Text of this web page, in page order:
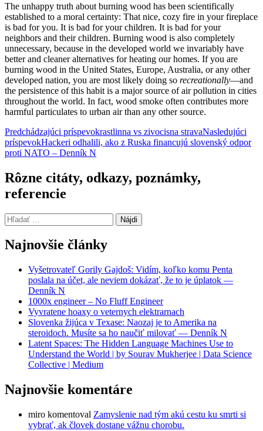
The unhappy truth about burning wood has been scientifically
established to a moral certainty: That nice, cozy fire in your fireplace
is bad for you. It is bad for your children. It is bad for your
neighbors and their children. Burning wood is also completely
unnecessary, because in the developed world we invariably have
better and cleaner alternatives for heating our homes. If you are
burning wood in the United States, Europe, Australia, or any other
developed nation, you are most likely doing so recreationally—and
the persistence of this habit is a major source of air pollution in cities
throughout the world. In fact, wood smoke often contributes more
harmful particulates to urban air than any other source.
Navigácia
článkami
Predchádzajúci príspevokrastlinna vs zivocisna stravaNasledujúci
príspevokHackeri odhalili, ako z Ruska financujú slovenský odpor
proti NATO – Denník N
Rôzne citáty, odkazy, poznámky,
referencie
Hľadať:
Najnovšie články
Vyšetrovateľ Gorily Gajdoš: Vidím, koľko komu Penta
poslala na účet, ale neviem dokázať, že to je úplatok —
Denník N
1000x engineer – No Fluff Engineer
Vyvratene hoaxy o veternych elektrarnach
Slovenka žijúca v Texase: Naozaj je to Amerika na
steroidoch. Musíte sa ho naučiť milovať — Denník N
Latent Spaces: The Hidden Language Machines Use to
Understand the World | by Sourav Mukherjee | Data Science
Collective | Medium
Najnovšie komentáre
miro komentoval Zamyslenie nad tým akú cestu ku smrti si
vybrať, ak človek dostane vážnu chorobu.